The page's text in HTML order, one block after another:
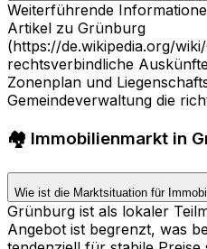
Weiterführende
Artikel zu Grünburg
(https://de.wikipedia.org/
rechtsverbindliche
Zonenplan und
Gemeindeverwaltung die
🏘️ Immobilienmarkt in
Wie ist die Marktsituation für
Grünburg ist als lokaler
Angebot ist begrenzt, was